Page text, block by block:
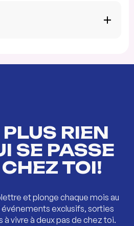
RIEN
SE PASSE
TOI!
et plonge chaque mois au
exclusifs, sorties
vivre à deux pas de chez toi.